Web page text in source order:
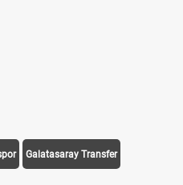
Galatasaray Transfer